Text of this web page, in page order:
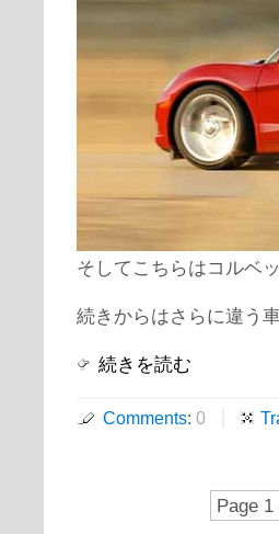
そしてこちらはコルベ
続きからはさらに違う
続きを読む
Comments: 0
Page 1